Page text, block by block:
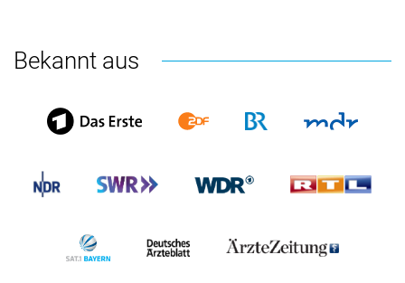
Bekannt aus